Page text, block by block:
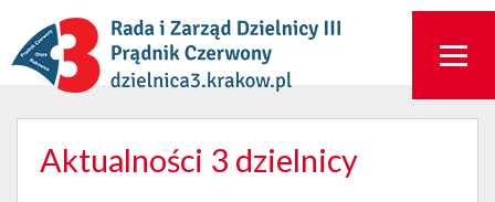
Aktualności 3 dzielnicy